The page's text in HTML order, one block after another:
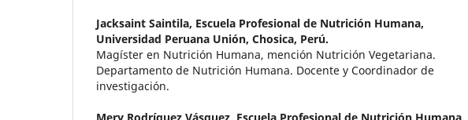
Jacksaint Saintila, Escuela Profesional de Nutrición Humana,
Universidad Peruana Unión, Chosica, Perú.
Magíster en Nutrición Humana, mención Nutrición Vegetariana.
Departamento de Nutrición Humana. Docente y Coordinador de
investigación.